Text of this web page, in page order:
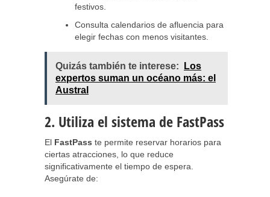
festivos.
Consulta calendarios de afluencia para
elegir fechas con menos visitantes.
Quizás también te interese:
Los
expertos suman un océano más: el
Austral
2. Utiliza el sistema de FastPass
El FastPass te permite reservar horarios para
ciertas atracciones, lo que reduce
significativamente el tiempo de espera.
Asegúrate de: